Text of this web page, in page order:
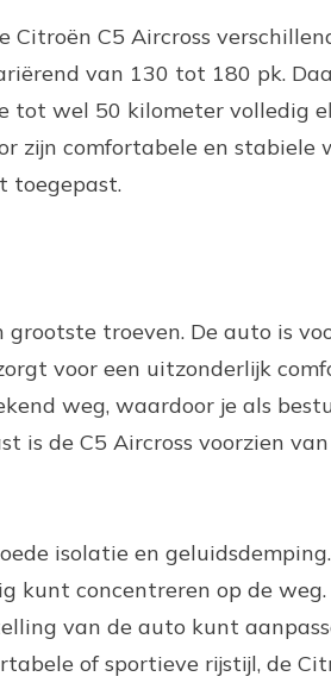
C5 Aircross
van 130 tot 180 pk.
tot wel 50 kilometer volledig
zijn comfortabele en stabiele
toegepast.
troeven. De auto is
voor een uitzonderlijk
weg, waardoor je als
is de C5 Aircross voorzien
isolatie en
kunt concentreren op de
van de auto kunt
of sportieve rijstijl, de